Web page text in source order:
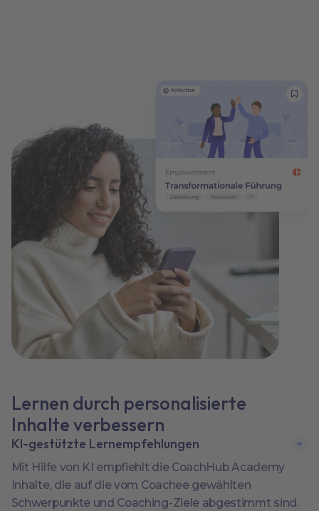
Lernen durch personalisierte
Inhalte verbessern
KI-gestützte Lernempfehlungen
Mit Hilfe von KI empfiehlt die CoachHub Academy
Inhalte, die auf die vom Coachee gewählten
Schwerpunkte und Coaching-Ziele abgestimmt sind.